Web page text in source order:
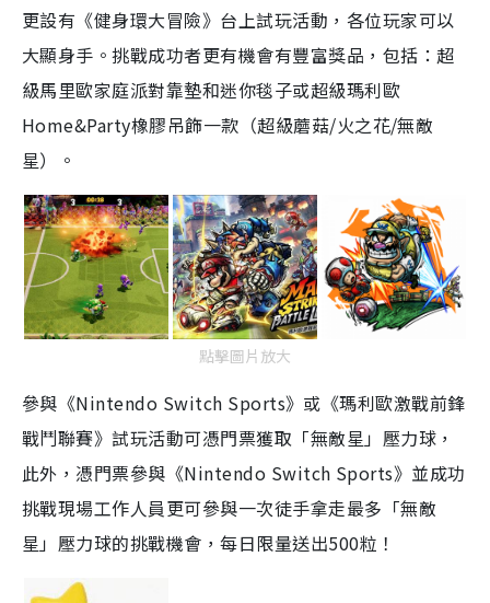
更設有《健身環大冒險》台上試玩活動，各位玩家可以
大顯身手。挑戰成功者更有機會有豐富獎品，包括：超
級馬里歐家庭派對靠墊和迷你毯子或超級瑪利歐
Home&Party橡膠吊飾一款（超級蘑菇/火之花/無敵
星）。
點擊圖片放大
參與《Nintendo Switch Sports》或《瑪利歐激戰前鋒
戰鬥聯賽》試玩活動可憑門票獲取「無敵星」壓力球，
此外，憑門票參與《Nintendo Switch Sports》並成功
挑戰現場工作人員更可參與一次徒手拿走最多「無敵
星」壓力球的挑戰機會，每日限量送出500粒！